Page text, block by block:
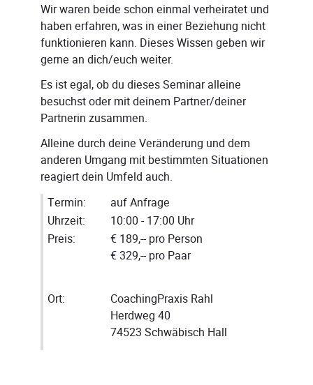
Wir waren beide schon einmal verheiratet und
haben erfahren, was in einer Beziehung nicht
funktionieren kann. Dieses Wissen geben wir
gerne an dich/euch weiter.
Es ist egal, ob du dieses Seminar alleine
besuchst oder mit deinem Partner/deiner
Partnerin zusammen.
Alleine durch deine Veränderung und dem
anderen Umgang mit bestimmten Situationen
reagiert dein Umfeld auch.
Termin:
auf Anfrage
Uhrzeit:
10:00 - 17:00 Uhr
Preis:
€ 189,-- pro Person
€ 329,-- pro Paar
Ort:
CoachingPraxis Rahl
Herdweg 40
74523 Schwäbisch Hall